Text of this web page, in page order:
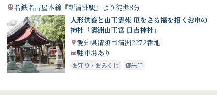
名鉄名古屋本線『新清洲駅』より徒歩8分
人形供養と山王霊苑 厄をさる福を招くお申の
神社「清洲山王宮 日吉神社」
愛知県清須市清洲2272番地
駐車場あり
お守り・おみくじ 御朱印